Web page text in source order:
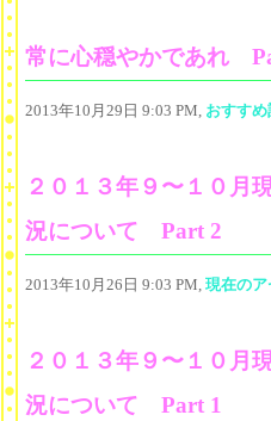
常に心穏やかであれ
2013年10月29日 9:03 PM, おすすめ
２０１３年９〜１０月
況について Part 2
2013年10月26日 9:03 PM, 現在の
２０１３年９〜１０月
況について Part 1